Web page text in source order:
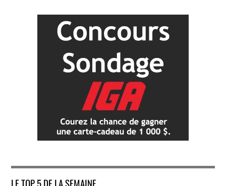
LE TOP 5 DE LA SEMAINE